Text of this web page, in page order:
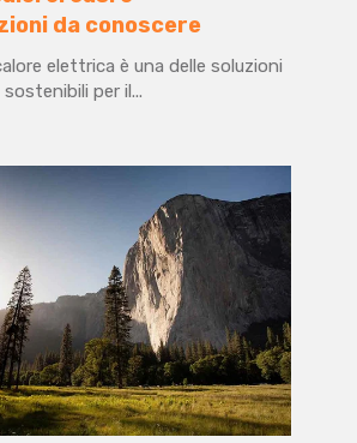
da conoscere
elettrica è una delle soluzioni
per il...